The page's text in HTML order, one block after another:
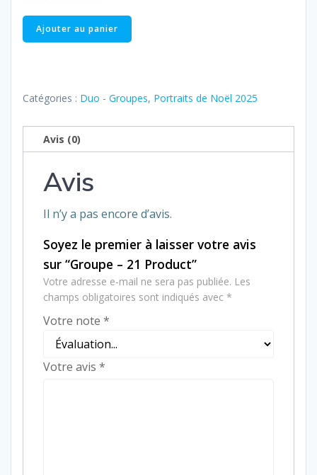
quantité
de
21
Ajouter au panier
Catégories : Duo - Groupes, Portraits de Noël 2025
Avis (0)
Avis
Il n’y a pas encore d’avis.
Soyez le premier à laisser votre avis
sur “Groupe – 21 Product”
Votre adresse e-mail ne sera pas publiée. Les
champs obligatoires sont indiqués avec *
Votre note *
Votre avis *